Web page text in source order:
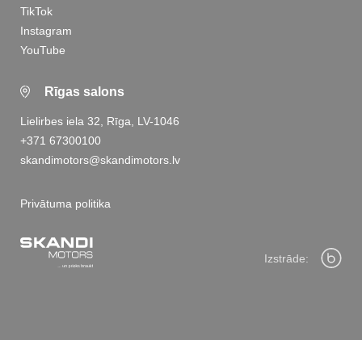
TikTok
Instagram
YouTube
Rīgas salons
Lielirbes iela 32, Rīga, LV-1046
+371 67300100
skandimotors@skandimotors.lv
Privātuma politika
Izstrāde: